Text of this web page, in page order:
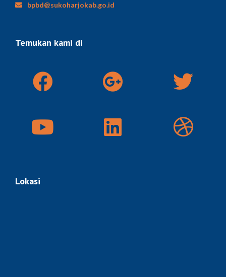
bpbd@sukoharjokab.go.id
Temukan kami di
Lokasi